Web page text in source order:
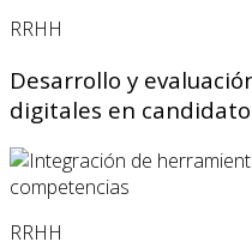
RRHH
Desarrollo y
digitales en
RRHH